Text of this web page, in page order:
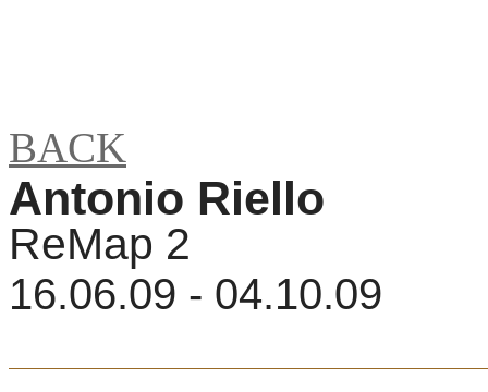
BACK
Antonio Riello
ReMap 2
16.06.09 - 04.10.09